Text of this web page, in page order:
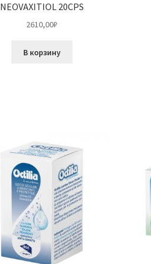
NEOVAXITIOL 20CPS
2610,00₽
В корзину